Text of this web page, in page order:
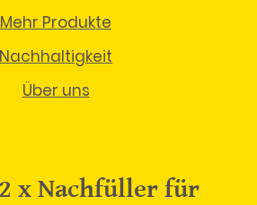
Mehr Produkte
Nachhaltigkeit
Über uns
x Nachfüller für